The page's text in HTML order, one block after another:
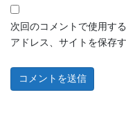
次回のコメントで使用す
アドレス、サイトを保存す